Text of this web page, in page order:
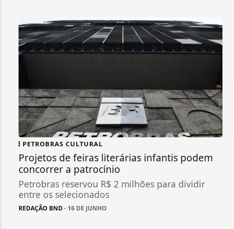
PETROBRAS CULTURAL
Projetos de feiras literárias infantis podem
concorrer a patrocínio
Petrobras reservou R$ 2 milhões para dividir
entre os selecionados
REDAÇÃO BND- 16 DE JUNHO